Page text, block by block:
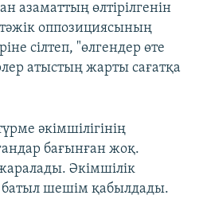
азаматтың өлтірілгенін
оппозициясының
сілтеп, "өлгендер өте
атыстың жарты сағатқа
әкімшілігінің
бағынған жоқ.
Әкімшілік
шешім қабылдады.